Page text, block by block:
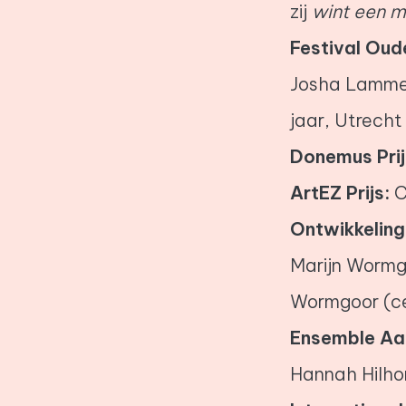
zij wint een
Festival
Josha
jaar, Utrecht
Donemus
ArtEZ Prijs:
Marijn
Wormgoor
Ensemble
Hannah